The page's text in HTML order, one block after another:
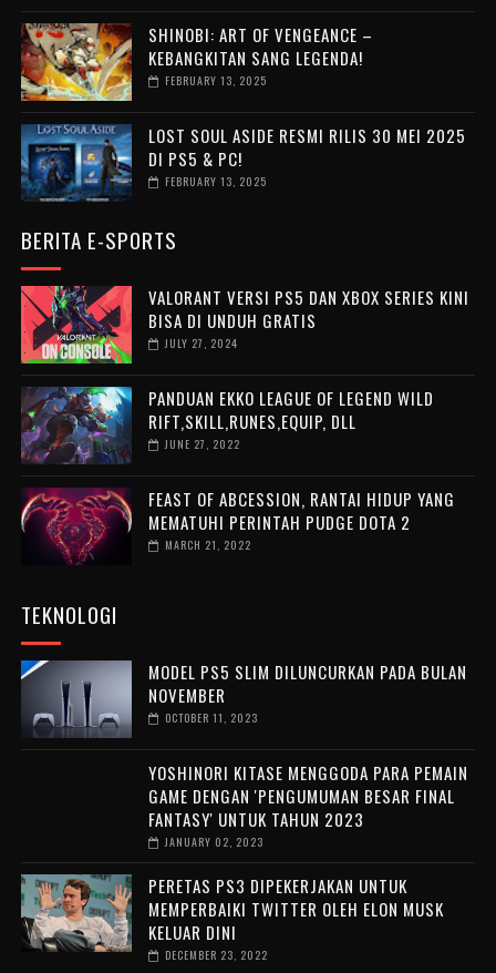
SHINOBI: ART OF VENGEANCE –
KEBANGKITAN SANG LEGENDA!
FEBRUARY 13, 2025
LOST SOUL ASIDE RESMI RILIS 30 MEI 2025
DI PS5 & PC!
FEBRUARY 13, 2025
BERITA E-SPORTS
VALORANT VERSI PS5 DAN XBOX SERIES KINI
BISA DI UNDUH GRATIS
JULY 27, 2024
PANDUAN EKKO LEAGUE OF LEGEND WILD
RIFT,SKILL,RUNES,EQUIP, DLL
JUNE 27, 2022
FEAST OF ABCESSION, RANTAI HIDUP YANG
MEMATUHI PERINTAH PUDGE DOTA 2
MARCH 21, 2022
TEKNOLOGI
MODEL PS5 SLIM DILUNCURKAN PADA BULAN
NOVEMBER
OCTOBER 11, 2023
YOSHINORI KITASE MENGGODA PARA PEMAIN
GAME DENGAN 'PENGUMUMAN BESAR FINAL
FANTASY' UNTUK TAHUN 2023
JANUARY 02, 2023
PERETAS PS3 DIPEKERJAKAN UNTUK
MEMPERBAIKI TWITTER OLEH ELON MUSK
KELUAR DINI
DECEMBER 23, 2022